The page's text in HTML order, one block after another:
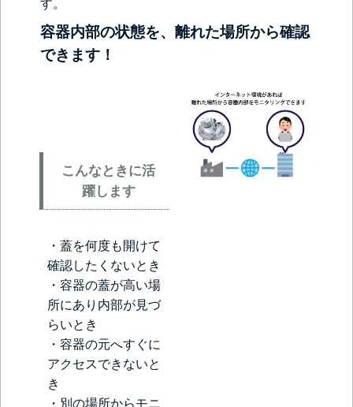
す。
容器内部の状態を、離れた場所から確認
できます！
こんなときに活
躍します
・蓋を何度も開けて
確認したくないとき
・容器の蓋が高い場
所にあり内部が見づ
らいとき
・容器の元へすぐに
アクセスできないと
き
・別の場所からモニ